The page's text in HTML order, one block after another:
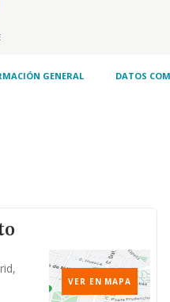
GENERAL DATOS
VER EN MAPA